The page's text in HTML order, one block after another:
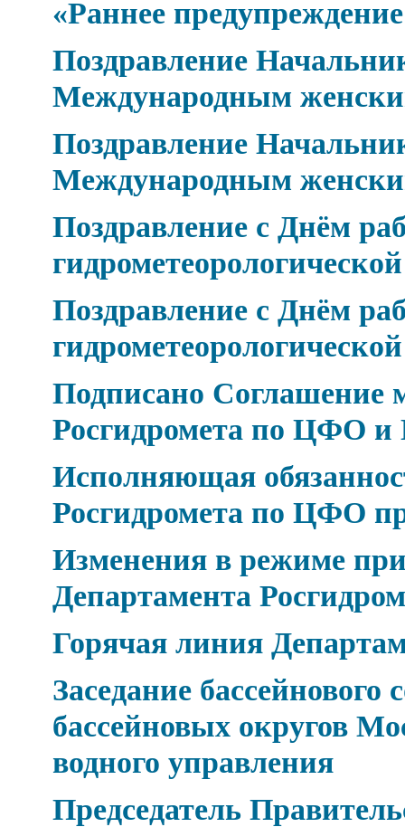
«Раннее
Поздравление
Международным
Поздравление
Международным
Поздравление с Днём
Поздравление с Днём
Подписано Соглашение
Росгидромета по ЦФО
Исполняющая
Росгидромета по ЦФО
Изменения в режиме
Департамента
Горячая линия
Заседание бассейнового
бассейновых округов
водного управления
Председатель